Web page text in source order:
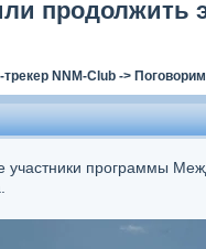
продолжить
трекер NNM-Club -> Поговорим
участники программы